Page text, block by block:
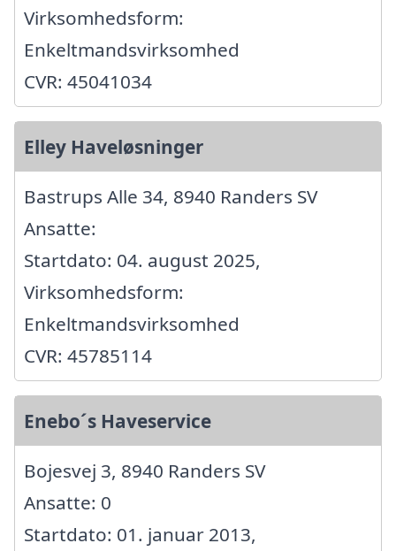
Virksomhedsform:
Enkeltmandsvirksomhed
CVR: 45041034
Elley Haveløsninger
Bastrups Alle 34, 8940 Randers SV
Ansatte:
Startdato: 04. august 2025,
Virksomhedsform:
Enkeltmandsvirksomhed
CVR: 45785114
Enebo´s Haveservice
Bojesvej 3, 8940 Randers SV
Ansatte: 0
Startdato: 01. januar 2013,